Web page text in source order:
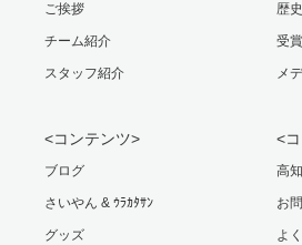
ご挨拶
チーム紹介
スタッフ紹介
歴
受
メ
<コンテンツ>
ブログ
さいやん & ｳﾗｶﾀｻﾝ
グッズ
<
高
お
よ